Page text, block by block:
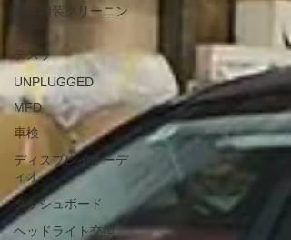
洗車内装クリーニン
テスラ
UNPLUGGED
MFD
車検
ディスプレイオーデ
ィオ
ダッシュボード
ヘッドライト交換